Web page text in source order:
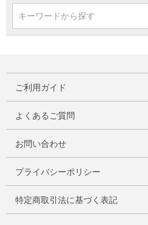
キーワードから探す
ご利用ガイド
よくあるご質問
お問い合わせ
プライバシーポリシー
特定商取引法に基づく表記